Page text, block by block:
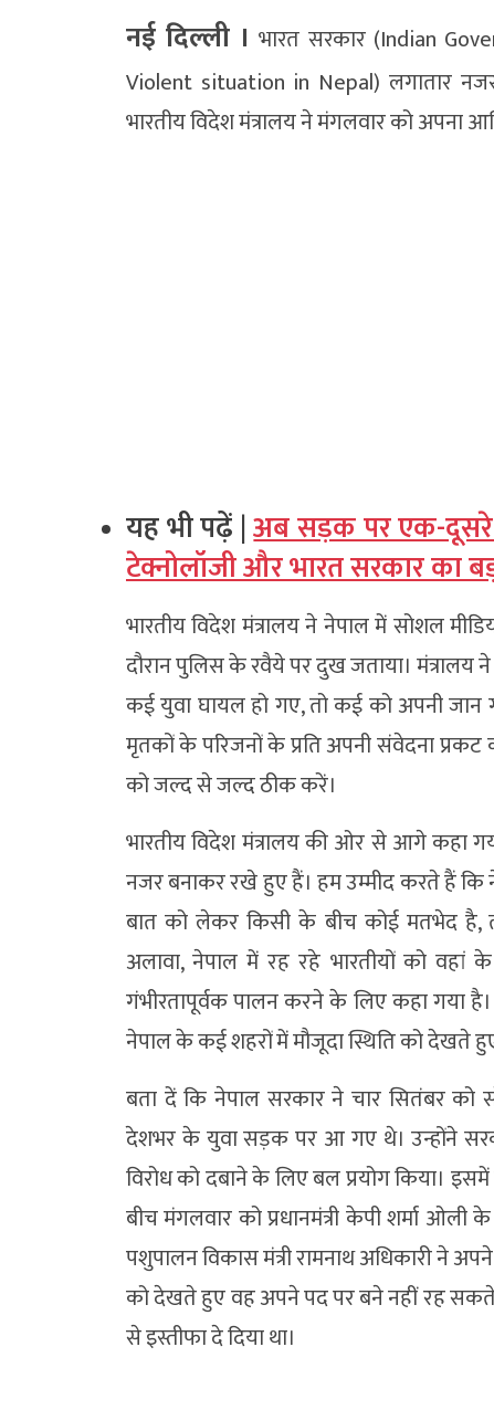
नई दिल्ली । भारत सरकार (Indian
Violent situation in Nepal) लगातार
भारतीय विदेश मंत्रालय ने मंगलवार को अपना
यह भी पढ़ें |अब सड़क पर एक-दूसरे
टेक्नोलॉजी और भारत सरकार का
भारतीय विदेश मंत्रालय ने नेपाल में सोशल
दौरान पुलिस के रवैये पर दुख जताया। मंत्रालय
कई युवा घायल हो गए, तो कई को अपनी जान
मृतकों के परिजनों के प्रति अपनी संवेदना प्रकट
को जल्द से जल्द ठीक करें।
भारतीय विदेश मंत्रालय की ओर से आगे कहा
नजर बनाकर रखे हुए हैं। हम उम्मीद करते हैं
बात को लेकर किसी के बीच कोई मतभेद है,
अलावा, नेपाल में रह रहे भारतीयों को वहां
गंभीरतापूर्वक पालन करने के लिए कहा गया
नेपाल के कई शहरों में मौजूदा स्थिति को देखते
बता दें कि नेपाल सरकार ने चार सितंबर को
देशभर के युवा सड़क पर आ गए थे। उन्होंने
विरोध को दबाने के लिए बल प्रयोग किया।
बीच मंगलवार को प्रधानमंत्री केपी शर्मा ओली
पशुपालन विकास मंत्री रामनाथ अधिकारी ने
को देखते हुए वह अपने पद पर बने नहीं रह
से इस्तीफा दे दिया था।